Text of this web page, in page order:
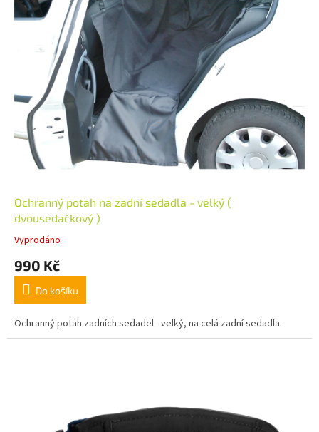
Ochranný potah na zadní sedadla - velký (
dvousedačkový )
Vyprodáno
990 Kč
Do košíku
Ochranný potah zadních sedadel - velký, na celá zadní sedadla.